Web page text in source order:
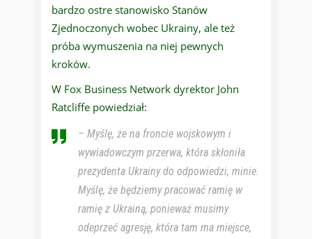
bardzo ostre stanowisko Stanów
Zjednoczonych wobec Ukrainy, ale też
próba wymuszenia na niej pewnych
kroków.
W Fox Business Network dyrektor John
Ratcliffe powiedział:
– Myślę, że na froncie wojskowym i
wywiadowczym przerwa, która skłoniła
prezydenta Ukrainy do odpowiedzi, minie.
Myślę, że będziemy pracować ramię w
ramię z Ukrainą, ponieważ musimy
odeprzeć agresję, która tam ma miejsce,